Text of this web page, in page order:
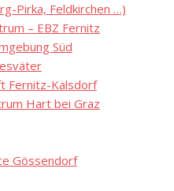
Pirka, Feldkirchen …)
– EBZ Fernitz
Süd
Fernitz-Kalsdorf
Hart bei Graz
Gössendorf